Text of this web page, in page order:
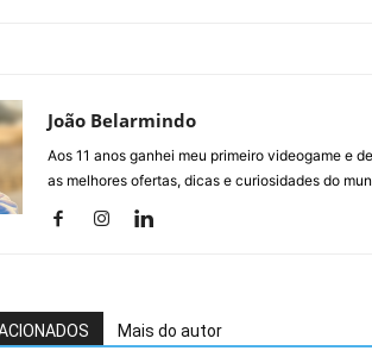
João Belarmindo
Aos 11 anos ganhei meu primeiro videogame e
as melhores ofertas, dicas e curiosidades do
Mais do autor